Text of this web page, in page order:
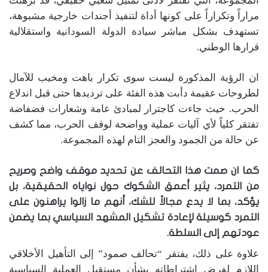
مراراً وتكراراً على كونها أداة لتنفيذ أجندات خارجية مشبوهة،
تستهدف بشكل مباشر سيادة الدولة السودانية واستقلالية
قرارها الوطني.
ان الرؤية المذكورة ليست سوى تكرار باهت ومخيب للآمال
لطروحات عقيمة دأبت هذه الفئة على ترديدها حتى قبل اندلاع
الحرب. حيث جاءت كاجترار لمبادئ عامة وشعارات فضفاضة
تفتقر كلياً لأي آليات عملية وواضحة لوقف الحرب، مما كشف
عن حالة من الجمود والعجز التام لهذه المجموعة.
كما ان صمت هذا التحالف عن تحديد موقف واضح وصريح
من التمرد، يثير أعمق الشكوك حول نواياه الحقيقية، بل
يؤكد، بما لا يدع مجالاً للشك، أنهم ما زالوا يراهنون على
التمرد كوسيلة لإعادة تشكيل المشهد السياسي بما يضمن
عودتهم إلى السلطة.
علاوة على ذلك، يفتقر “تحالف صمود” إلى التأهيل الأخلاقي
اللازم لفرض اشتراطاته بشأن مستقبل العملية السياسية